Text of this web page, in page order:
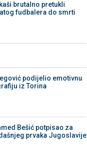
brutalno pretukli
fudbalera do smrti
podijelio emotivnu
iz Torina
Bešić potpisao za
prvaka Jugoslavije